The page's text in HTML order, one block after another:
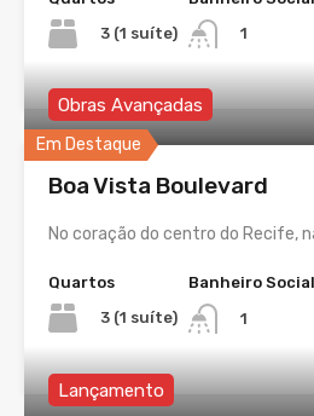
3 (1 suíte)
1
Em Destaque
Obras Avançadas
Boa Vista Boulevard
No coração do centro do Recife,
Quartos
3 (1 suíte)
Banheiro Social
1
Lançamento